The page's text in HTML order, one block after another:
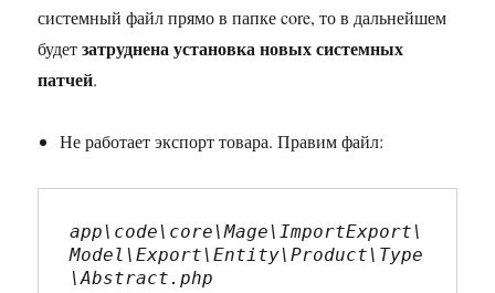
системный файл прямо в папке core, то в дальнейшем
будетзатруднена установка новых системных
патчей.
Не работает экспорт товара. Правим файл:
app\code\core\Mage\ImportExport\
Model\Export\Entity\Product\Type
\Abstract.php